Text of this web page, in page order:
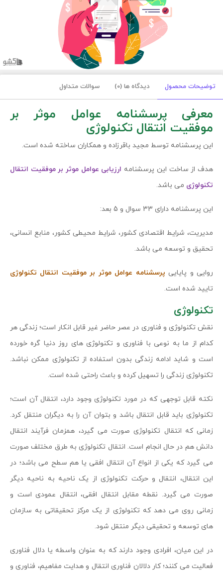
توضیحات محصول دیدگاه ها (0) سوالات متداول
معرفی پرسشنامه عوامل موثر بر
موفقیت انتقال تكنولوژی
این پرسشنامه توسط مجید باقرزاده و همکاران ساخته شده است.
هدف از ساخت این پرسشنامه ارزیابی عوامل موثر بر موفقیت انتقال
تكنولوژی می باشد.
این پرسشنامه دارای 33 سوال و 5 بعد:
مدیریت، شرايط اقتصادی كشور، شرایط محیطی كشور، منابع انسانی،
تحقيق و توسعه می باشد.
روایی و پایایی پرسشنامه عوامل موثر بر موفقیت انتقال تكنولوژی
تایید شده است.
تکنولوژی
نقش تکنولوژی و فناوری در عصر حاضر غیر قابل انکار است؛ زندگی هر
کدام از ما به نوعی با فناوری و تکنولوژی های روز دنیا گره خورده
است و شاید ادامه زندگی بدون استفاده از تکنولوژی ممکن نباشد.
تکنولوژی زندگی را تسهیل کرده و باعث راحتی شده است.
نکته قابل توجهی که در مورد تکنولوژی وجود دارد، انتقال آن است؛
تکنولوژی باید قابل انتقال باشد و بتوان آن را به دیگران منتقل کرد.
زمانی که انتقال تکنولوژی صورت می گیرد، همزمان فرآیند انتقال
دانش هم در حال انجام است. انتقال تکنولوژی به طرق مختلف صورت
می گیرد که یکی از انواع آن انتقال افقی یا هم سطح می باشد؛ در
این انتقال، انتقال و حرکت تکنولوژی از یک ناحیه به ناحیه دیگر
صورت می گیرد. نقطه مقابل انتقال افقی، انتقال عمودی است و
زمانی روی می دهد که تکنولوژی از یک مرکز تحقیقاتی به سازمان
های توسعه و تحقیقی دیگر منتقل شود.
در این میان، افرادی وجود دارند که به عنوان واسطه یا دلال فناوری
فعالیت می کنند؛ کار دلالان فناوری انتقال و هدایت مفاهیم، فناوری و